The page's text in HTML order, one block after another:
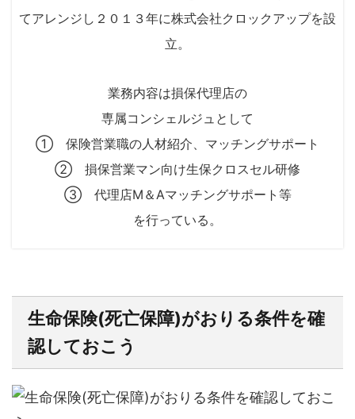
てアレンジし２０１３年に株式会社クロックアップを設
立。
業務内容は損保代理店の
専属コンシェルジュとして
① 保険営業職の人材紹介、マッチングサポート
② 損保営業マン向け生保クロスセル研修
③ 代理店M＆Aマッチングサポート等
を行っている。
生命保険(死亡保障)がおりる条件を確
認しておこう